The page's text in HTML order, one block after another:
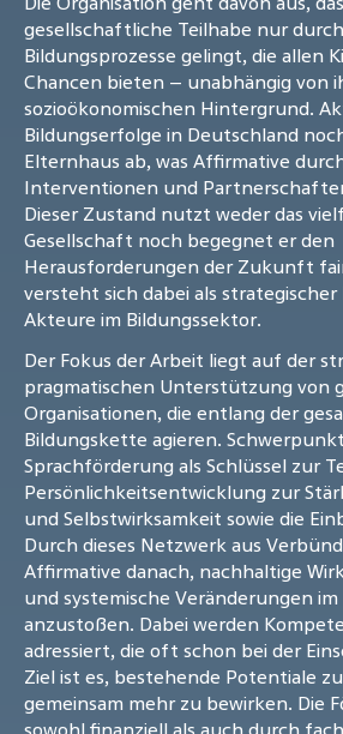
gesellschaftliche Teilhabe nur
Bildungsprozesse gelingt, die allen
Chancen bieten – unabhängig von
sozioökonomischen Hintergrund.
Bildungserfolge in Deutschland
Elternhaus ab, was Affirmative
Interventionen und
Dieser Zustand nutzt weder das
Gesellschaft noch begegnet er den
Herausforderungen der Zukunft
versteht sich dabei als
Akteure im Bildungssektor.
Der Fokus der Arbeit liegt auf der
pragmatischen Unterstützung von
Organisationen, die entlang der
Bildungskette agieren.
Sprachförderung als Schlüssel zur
Persönlichkeitsentwicklung zur
und Selbstwirksamkeit sowie die
Durch dieses Netzwerk aus
Affirmative danach, nachhaltige
und systemische Veränderungen
anzustoßen. Dabei werden
adressiert, die oft schon bei der
Ziel ist es, bestehende Potentiale
gemeinsam mehr zu bewirken. Die